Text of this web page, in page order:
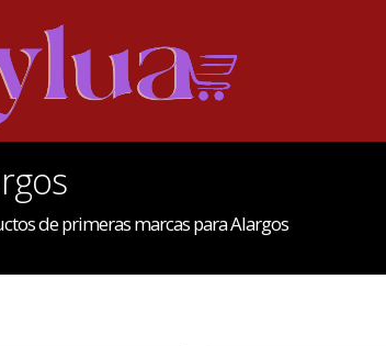
de primeras marcas para Alargos